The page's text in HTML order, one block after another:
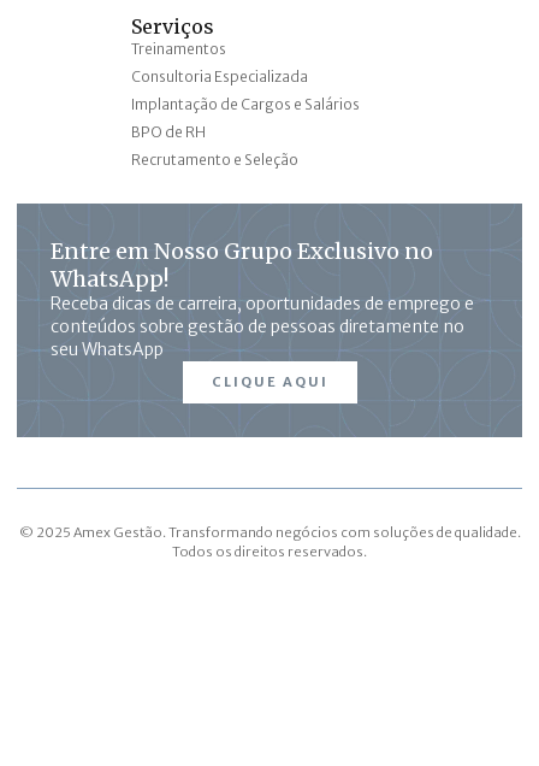
Serviços
Treinamentos
Consultoria Especializada
Implantação de Cargos e Salários
BPO de RH
Recrutamento e Seleção
Entre em Nosso Grupo Exclusivo no
WhatsApp!
Receba dicas de carreira, oportunidades de emprego e
conteúdos sobre gestão de pessoas diretamente no
seu WhatsApp
CLIQUE AQUI
© 2025 Amex Gestão. Transformando negócios com soluções de qualidade.
Todos os direitos reservados.